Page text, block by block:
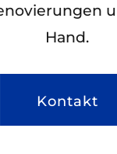
Hand.
Kontakt